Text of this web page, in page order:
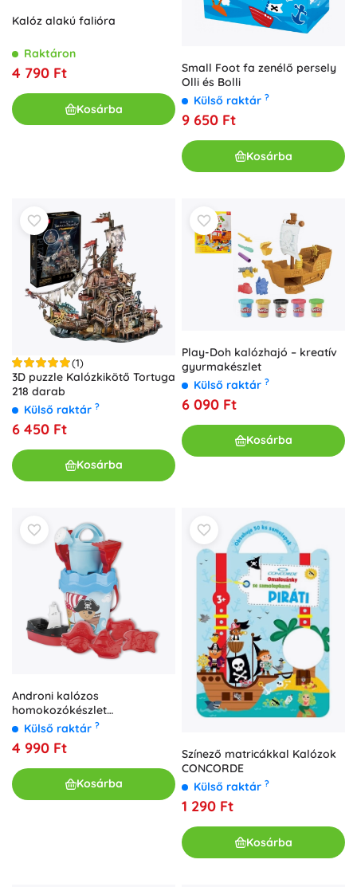
Kalóz alakú falióra
Raktáron
4 790 Ft
Kosárba
Small Foot fa zenélő persely
Olli és Bolli
Külső raktár ?
9 650 Ft
Kosárba
(1)
3D puzzle Kalózkikötő Tortuga
218 darab
Külső raktár ?
6 450 Ft
Kosárba
Play-Doh kalózhajó – kreatív
gyurmakészlet
Külső raktár ?
6 090 Ft
Kosárba
Androni kalózos
homokozókészlet
utazótáskában – Kék
Külső raktár ?
4 990 Ft
Kosárba
Színező matricákkal Kalózok
CONCORDE
Külső raktár ?
1 290 Ft
Kosárba